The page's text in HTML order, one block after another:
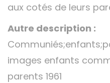
aux cotés de leurs
Autre description :
images enfants
parents 1961